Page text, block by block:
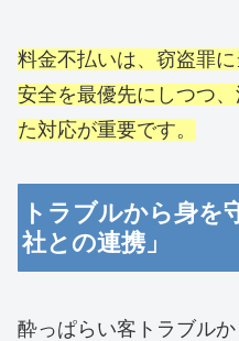
料金不払いは、窃盗罪
安全を最優先にしつつ
た対応が重要です。
トラブルから身を
社との連携」
酔っぱらい客トラブル